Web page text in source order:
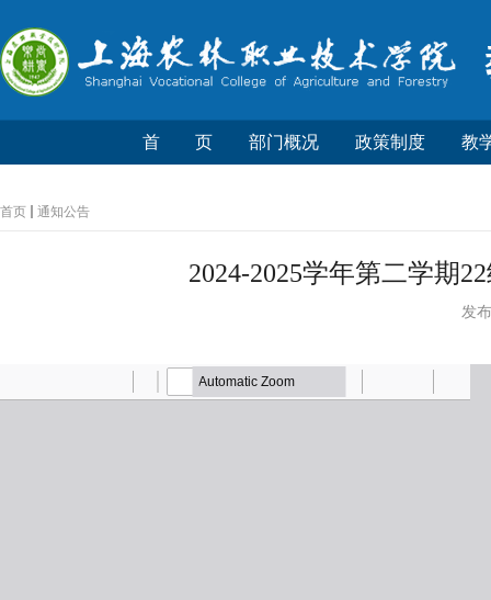
首 页 部门概况 政策制度 教
首页 通知公告
2024-2025学年第二学期
发